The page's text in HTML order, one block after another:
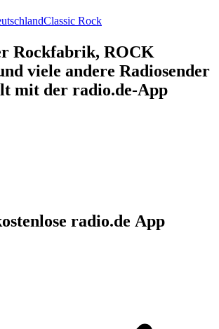
Classic Rock
Rockfabrik, ROCK
viele andere Radiosender
mit der radio.de-App
radio.de App